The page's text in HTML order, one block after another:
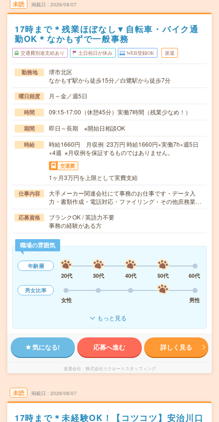
未読 掲載日 2026/08/07
17時まで＊残業ほぼなし▼自転車・バイク通
勤OK＊なかもずで一般事務
交通費別途支給あり 土日祝日が休み WEB登録OK 派遣
勤務地
堺市北区
なかもず駅から徒歩15分／白鷺駅から徒歩7分
曜日頻度 月～金／週5日
時間 09:15-17:00（休憩45分）実働7時間（残業少なめ！）
期間 即日～長期 ※開始日相談OK
時給
時給1660円 月収例 23万円 時給1660円×実働7h×週5日
×4週 ※月収例を保証するものではありません。
交通費
1ヶ月3万円を上限として実費支給
仕事内容
大手メーカー関連会社にて事務のお仕事です・データ入
力・書類作成・電話対応・ファイリング・その他庶務業…
応募資格
ブランクOK / 英語力不要
事務の経験がある方
職場の雰囲気
年齢層
20代
30代 40代 50代
60代
男女比率
女性
男性
もっと見る
気になる! 応募へ進む 詳しく見る
派遣会社 株式会社リクルートスタッフィング
未読 掲載日 2026/08/07
17時まで＊未経験OK！【コツコツ】安治川口